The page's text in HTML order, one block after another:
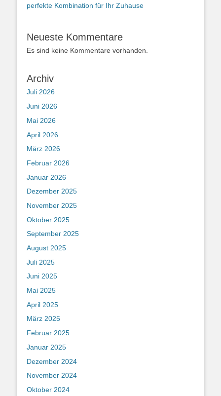
perfekte Kombination für Ihr Zuhause
Neueste Kommentare
Es sind keine Kommentare vorhanden.
Archiv
Juli 2026
Juni 2026
Mai 2026
April 2026
März 2026
Februar 2026
Januar 2026
Dezember 2025
November 2025
Oktober 2025
September 2025
August 2025
Juli 2025
Juni 2025
Mai 2025
April 2025
März 2025
Februar 2025
Januar 2025
Dezember 2024
November 2024
Oktober 2024